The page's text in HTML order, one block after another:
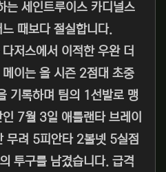
는 세인트루이스 카디널스
때보다 절실합니다.
저스에서 이적한 우완 더
이는 올 시즌 2점대 초중
기록하며 팀의 1선발로 맹
7월 3일 애틀랜타 브레이
무려 5피안타 2볼넷 5실점
투구를 남겼습니다. 급격